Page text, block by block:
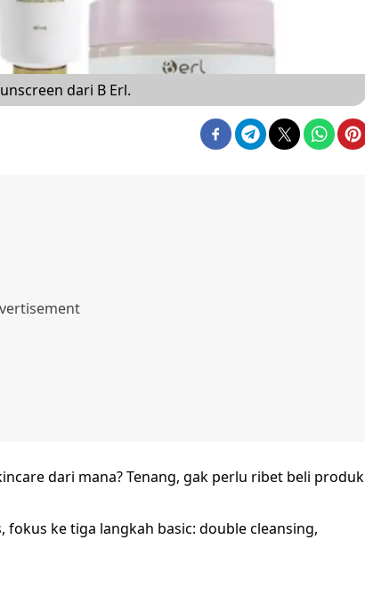
dari B Erl.
dari mana? Tenang, gak perlu ribet beli produk
fokus ke tiga langkah basic: double cleansing,